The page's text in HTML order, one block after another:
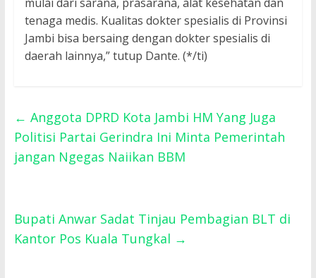
mulai dari sarana, prasarana, alat kesehatan dan
tenaga medis. Kualitas dokter spesialis di Provinsi
Jambi bisa bersaing dengan dokter spesialis di
daerah lainnya,” tutup Dante. (*/ti)
← Anggota DPRD Kota Jambi HM Yang Juga
Politisi Partai Gerindra Ini Minta Pemerintah
jangan Ngegas Naiikan BBM
Bupati Anwar Sadat Tinjau Pembagian BLT di
Kantor Pos Kuala Tungkal →